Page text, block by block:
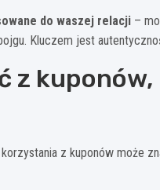
do waszej relacji –
Kluczem jest
z kuponów,
z kuponów może